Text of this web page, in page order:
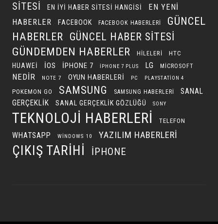
SITESI
EN IYI HABER SITESI HANGISI
EN YENI
HABERLER
FACEBOOK FACEBOOK HABERLERI
GÜNCEL
HABERLER
GÜNCEL HABER SITESI
GÜNDEMDEN HABERLER HILELERI HTC
HUAWEI IOS IPHONE 7 IPHONE 7 PLUS LG MICROSOFT
NEDIR NOTE 7 OYUN HABERLERI PC PLAYSTATION 4
POKEMON GO SAMSUNG SAMSUNG HABERLERI
SANAL
GERÇEKLIK
SANAL GERÇEKLIK GÖZLÜĞÜ SONY
TEKNOLOJI HABERLERI TELEFON
WHATSAPP WINDOWS 10 YAZILIM HABERLERI
ÇIKIŞ TARIHI İPHONE